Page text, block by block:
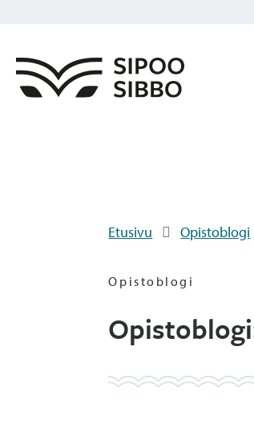
Etusivu Opistoblogi
Opistoblogi